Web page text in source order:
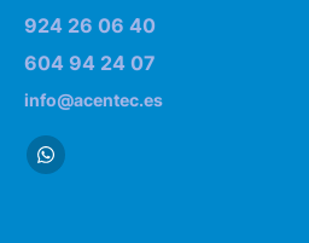
924 26 06 40
604 94 24 07
info@acentec.es